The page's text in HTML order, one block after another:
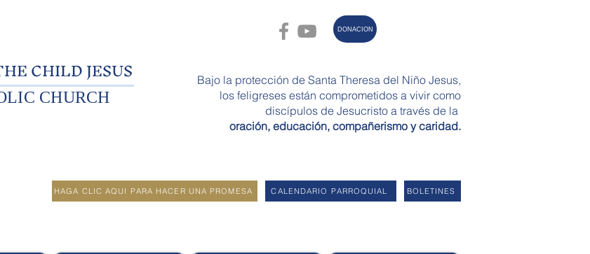
DONACION
CHILD JESUS
CHURCH
Bajo la protección de Santa Theresa del Niño Jesus,
los feligreses están comprometidos a vivir como
discípulos de Jesucristo a través de la
oración, educación, compañerismo y caridad.
HAGA CLIC AQUI PARA HACER UNA PROMESA CALENDARIO PARROQUIAL BOLETINES